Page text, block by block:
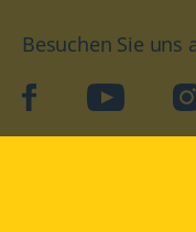
Besuchen Sie uns
facebookYouTube